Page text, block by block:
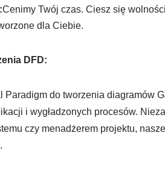
Cenimy Twój czas. Ciesz się
dla Ciebie.
DFD:
do tworzenia diagramów
i wygładzonych procesów.
czy menadżerem projektu,